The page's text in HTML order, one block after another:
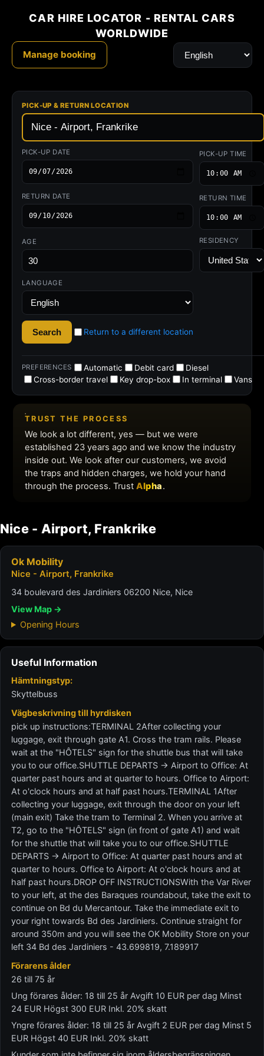
Nice - Airport, Frankrike
Ok Mobility
Nice - Airport, Frankrike
34 boulevard des Jardiniers 06200 Nice, Nice
View Map →
Opening Hours
Useful Information
Hämtningstyp:
Skyttelbuss
Vägbeskrivning till hyrdisken
pick up instructions:TERMINAL 2After collecting your
luggage, exit through gate A1. Cross the tram rails. Please
wait at the "HÔTELS" sign for the shuttle bus that will take
you to our office.SHUTTLE DEPARTS -> Airport to Office: At
quarter past hours and at quarter to hours. Office to Airport:
At o'clock hours and at half past hours.TERMINAL 1After
collecting your luggage, exit through the door on your left
(main exit) Take the tram to Terminal 2. When you arrive at
T2, go to the "HÔTELS" sign (in front of gate A1) and wait
for the shuttle that will take you to our office.SHUTTLE
DEPARTS -> Airport to Office: At quarter past hours and at
quarter to hours. Office to Airport: At o'clock hours and at
half past hours.DROP OFF INSTRUCTIONSWith the Var River
to your left, at the des Baraques roundabout, take the exit to
continue on Bd du Mercantour. Take the immediate exit to
your right towards Bd des Jardiniers. Continue straight for
around 350m and you will see the OK Mobility Store on your
left 34 Bd des Jardiniers - 43.699819, 7.189917
Förarens ålder
26 till 75 år
Ung förares ålder: 18 till 25 år Avgift 10 EUR per dag Minst
24 EUR Högst 300 EUR Inkl. 20% skatt
Yngre förares ålder: 18 till 25 år Avgift 2 EUR per dag Minst 5
EUR Högst 40 EUR Inkl. 20% skatt